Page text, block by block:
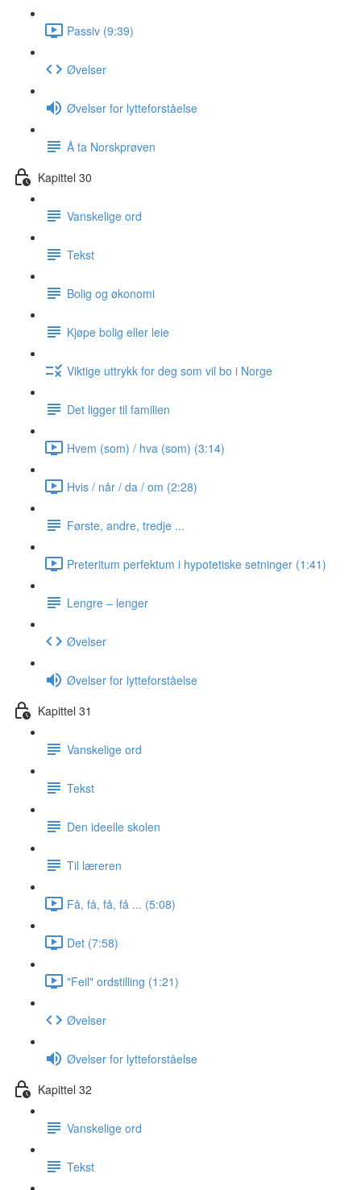
Passiv (9:39)
Øvelser
Øvelser for lytteforståelse
Å ta Norskprøven
Kapittel 30
Vanskelige ord
Tekst
Bolig og økonomi
Kjøpe bolig eller leie
Viktige uttrykk for deg som vil bo i Norge
Det ligger til familien
Hvem (som) / hva (som) (3:14)
Hvis / når / da / om (2:28)
Første, andre, tredje ...
Preteritum perfektum i hypotetiske setninger (1:41)
Lengre ‒ lenger
Øvelser
Øvelser for lytteforståelse
Kapittel 31
Vanskelige ord
Tekst
Den ideelle skolen
Til læreren
Få, få, få, få ... (5:08)
Det (7:58)
"Feil" ordstilling (1:21)
Øvelser
Øvelser for lytteforståelse
Kapittel 32
Vanskelige ord
Tekst